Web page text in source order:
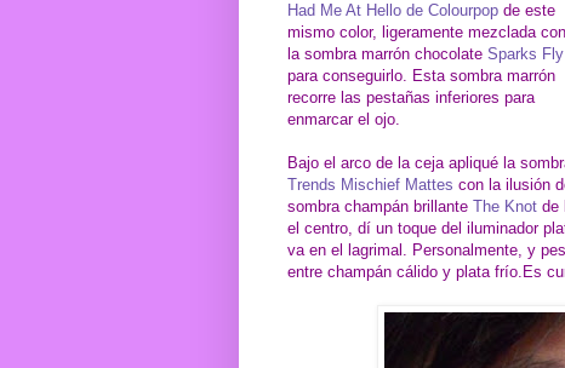
Had Me At Hello de Colourpop de este
mismo color, ligeramente mezclada con
la sombra marrón chocolate Sparks Fly
para conseguirlo. Esta sombra marrón
recorre las pestañas inferiores para
enmarcar el ojo.
Bajo el arco de la ceja apliqué la
Trends Mischief Mattes con la ilusión
sombra champán brillante The Knot de
el centro, dí un toque del iluminador
va en el lagrimal. Personalmente, y
entre champán cálido y plata frío.Es